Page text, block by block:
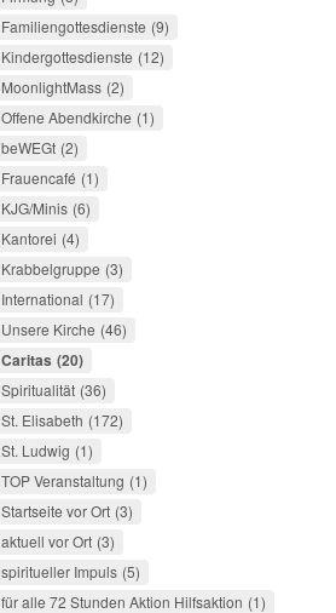
Familiengottesdienste 9
Kindergottesdienste 12
MoonlightMass 2
Offene Abendkirche 1
beWEGt 2
Frauencafé 1
KJG/Minis 6
Kantorei 4
Krabbelgruppe 3
International 17
Unsere Kirche 46
Caritas 20
Spiritualität 36
St. Elisabeth 172
St. Ludwig 1
TOP Veranstaltung 1
Startseite vor Ort 3
aktuell vor Ort 3
spiritueller Impuls 5
für alle 72 Stunden Aktion Hilfsaktion 1